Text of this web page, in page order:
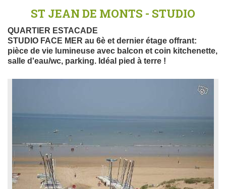
ST JEAN DE MONTS - STUDIO
QUARTIER ESTACADE
STUDIO FACE MER au 6è et dernier étage offrant:
pièce de vie lumineuse avec balcon et coin kitchenette,
salle d'eau/wc, parking. Idéal pied à terre !